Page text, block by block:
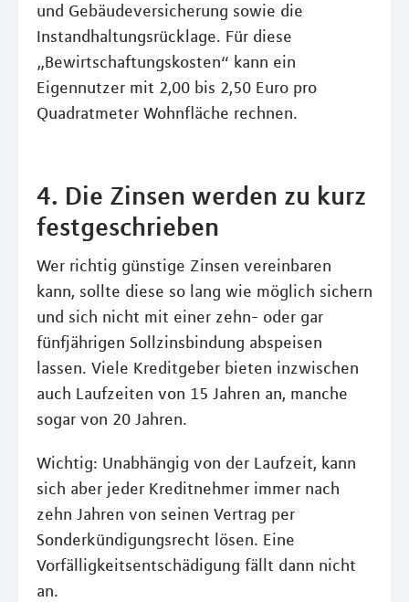
und Gebäudeversicherung sowie die
Instandhaltungsrücklage. Für diese
„Bewirtschaftungskosten“ kann ein
Eigennutzer mit 2,00 bis 2,50 Euro pro
Quadratmeter Wohnfläche rechnen.
4. Die Zinsen werden zu kurz
festgeschrieben
Wer richtig günstige Zinsen vereinbaren
kann, sollte diese so lang wie möglich sichern
und sich nicht mit einer zehn- oder gar
fünfjährigen Sollzinsbindung abspeisen
lassen. Viele Kreditgeber bieten inzwischen
auch Laufzeiten von 15 Jahren an, manche
sogar von 20 Jahren.
Wichtig: Unabhängig von der Laufzeit, kann
sich aber jeder Kreditnehmer immer nach
zehn Jahren von seinen Vertrag per
Sonderkündigungsrecht lösen. Eine
Vorfälligkeitsentschädigung fällt dann nicht
an.